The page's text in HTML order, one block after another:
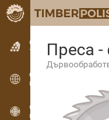
Обявления
Текстови обяви
Обявления
Международни обяви
OPTI-TIMB
Модели на рязане
Преса -